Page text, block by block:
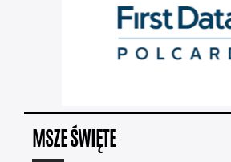
MSZE ŚWIĘTE